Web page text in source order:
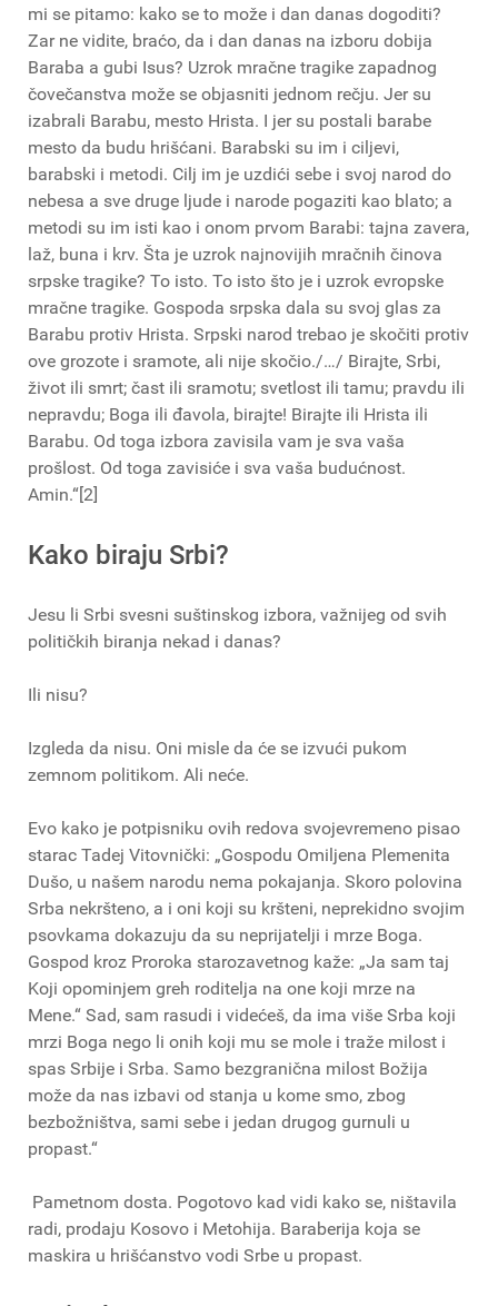
mi se pitamo: kako se to može i dan danas dogoditi?
Zar ne vidite, braćo, da i dan danas na izboru dobija
Baraba a gubi Isus? Uzrok mračne tragike zapadnog
čovečanstva može se objasniti jednom rečju. Jer su
izabrali Barabu, mesto Hrista. I jer su postali barabe
mesto da budu hrišćani. Barabski su im i ciljevi,
barabski i metodi. Cilj im je uzdići sebe i svoj narod do
nebesa a sve druge ljude i narode pogaziti kao blato; a
metodi su im isti kao i onom prvom Barabi: tajna zavera,
laž, buna i krv. Šta je uzrok najnovijih mračnih činova
srpske tragike? To isto. To isto što je i uzrok evropske
mračne tragike. Gospoda srpska dala su svoj glas za
Barabu protiv Hrista. Srpski narod trebao je skočiti protiv
ove grozote i sramote, ali nije skočio./…/ Birajte, Srbi,
život ili smrt; čast ili sramotu; svetlost ili tamu; pravdu ili
nepravdu; Boga ili đavola, birajte! Birajte ili Hrista ili
Barabu. Od toga izbora zavisila vam je sva vaša
prošlost. Od toga zavisiće i sva vaša budućnost.
Amin.“[2]
Kako biraju Srbi?
Jesu li Srbi svesni suštinskog izbora, važnijeg od svih
političkih biranja nekad i danas?
Ili nisu?
Izgleda da nisu. Oni misle da će se izvući pukom
zemnom politikom. Ali neće.
Evo kako je potpisniku ovih redova svojevremeno pisao
starac Tadej Vitovnički: „Gospodu Omiljena Plemenita
Dušo, u našem narodu nema pokajanja. Skoro polovina
Srba nekršteno, a i oni koji su kršteni, neprekidno svojim
psovkama dokazuju da su neprijatelji i mrze Boga.
Gospod kroz Proroka starozavetnog kaže: „Ja sam taj
Koji opominjem greh roditelja na one koji mrze na
Mene.“ Sad, sam rasudi i videćeš, da ima više Srba koji
mrzi Boga nego li onih koji mu se mole i traže milost i
spas Srbije i Srba. Samo bezgranična milost Božija
može da nas izbavi od stanja u kome smo, zbog
bezbožništva, sami sebe i jedan drugog gurnuli u
propast.“
Pametnom dosta. Pogotovo kad vidi kako se, ništavila
radi, prodaju Kosovo i Metohija. Baraberija koja se
maskira u hrišćanstvo vodi Srbe u propast.